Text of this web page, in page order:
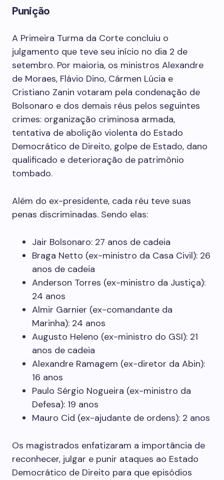
Punição
A Primeira Turma da Corte concluiu o
julgamento que teve seu início no dia 2 de
setembro. Por maioria, os ministros Alexandre
de Moraes, Flávio Dino, Cármen Lúcia e
Cristiano Zanin votaram pela condenação de
Bolsonaro e dos demais réus pelos seguintes
crimes: organização criminosa armada,
tentativa de abolição violenta do Estado
Democrático de Direito, golpe de Estado, dano
qualificado e deterioração de patrimônio
tombado.
Além do ex-presidente, cada réu teve suas
penas discriminadas. Sendo elas:
Jair Bolsonaro: 27 anos de cadeia
Braga Netto (ex-ministro da Casa Civil): 26
anos de cadeia
Anderson Torres (ex-ministro da Justiça):
24 anos
Almir Garnier (ex-comandante da
Marinha): 24 anos
Augusto Heleno (ex-ministro do GSI): 21
anos de cadeia
Alexandre Ramagem (ex-diretor da Abin):
16 anos
Paulo Sérgio Nogueira (ex-ministro da
Defesa): 19 anos
Mauro Cid (ex-ajudante de ordens): 2 anos
Os magistrados enfatizaram a importância de
reconhecer, julgar e punir ataques ao Estado
Democrático de Direito para que episódios